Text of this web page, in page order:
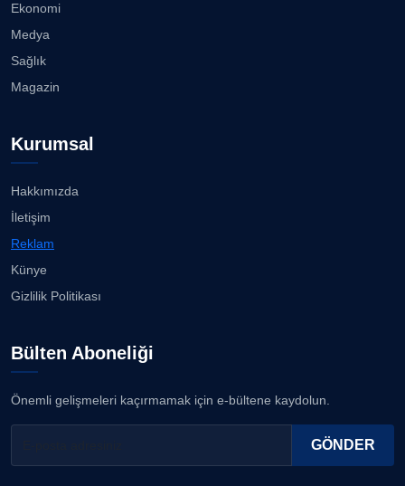
Ekonomi
Medya
Sağlık
Magazin
Kurumsal
Hakkımızda
İletişim
Reklam
Künye
Gizlilik Politikası
Bülten Aboneliği
Önemli gelişmeleri kaçırmamak için e-bültene kaydolun.
GÖNDER